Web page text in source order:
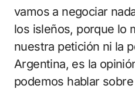
vamos a negociar
los isleños, porque lo
nuestra petición ni la
Argentina, es la
podemos hablar